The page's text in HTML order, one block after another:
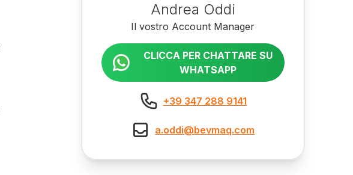
Andrea Oddi
Il vostro Account Manager
CLICCA PER CHATTARE SU
WHATSAPP
+39 347 288 9141
a.oddi@bevmaq.com